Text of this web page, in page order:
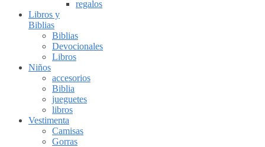
regalos
Libros y
Biblias
Biblias
Devocionales
Libros
Niños
accesorios
Biblia
jueguetes
libros
Vestimenta
Camisas
Gorras